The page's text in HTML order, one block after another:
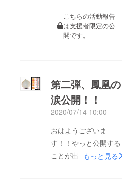
こちらの活動報告
は支援者限定の公
開です。
第二弾、鳳凰の
涙公開！！
2020/07/14 10:00
おはようございま
す！！やっと公開する
ことが出来ました！コ
もっと見る